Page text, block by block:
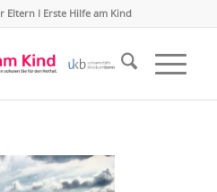
I Erste Hilfe am Kind